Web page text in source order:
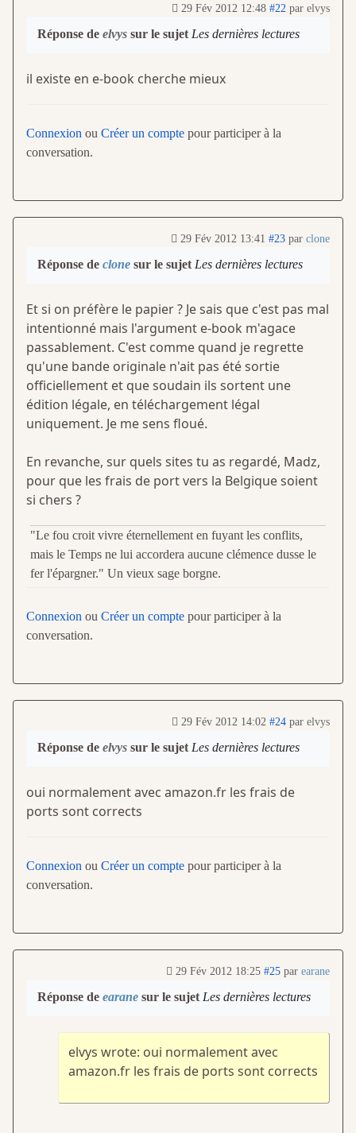
29 Fév 2012 12:48 #22 par elvys
Réponse de elvys sur le sujet Les dernières lectures
il existe en e-book cherche mieux
Connexion ou Créer un compte pour participer à la
conversation.
29 Fév 2012 13:41 #23 par clone
Réponse de clone sur le sujet Les dernières lectures
Et si on préfère le papier ? Je sais que c'est pas mal
intentionné mais l'argument e-book m'agace
passablement. C'est comme quand je regrette
qu'une bande originale n'ait pas été sortie
officiellement et que soudain ils sortent une
édition légale, en téléchargement légal
uniquement. Je me sens floué.
En revanche, sur quels sites tu as regardé, Madz,
pour que les frais de port vers la Belgique soient
si chers ?
"Le fou croit vivre éternellement en fuyant les conflits,
mais le Temps ne lui accordera aucune clémence dusse le
fer l'épargner." Un vieux sage borgne.
Connexion ou Créer un compte pour participer à la
conversation.
29 Fév 2012 14:02 #24 par elvys
Réponse de elvys sur le sujet Les dernières lectures
oui normalement avec amazon.fr les frais de
ports sont corrects
Connexion ou Créer un compte pour participer à la
conversation.
29 Fév 2012 18:25 #25 par earane
Réponse de earane sur le sujet Les dernières lectures
elvys wrote: oui normalement avec
amazon.fr les frais de ports sont corrects